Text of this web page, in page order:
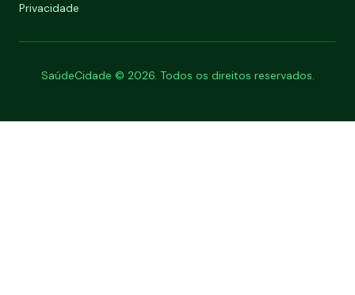
Privacidade
SaúdeCidade © 2026. Todos os direitos reservados.